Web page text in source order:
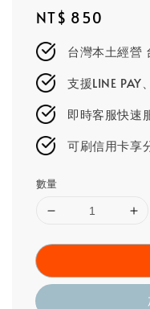
Regular
price
NT$ 850
台灣本土經營
支援LINE
即時客服快
可刷信用卡享
數量